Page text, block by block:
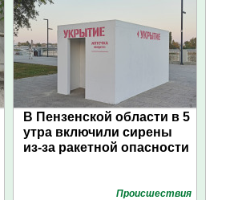
В Пензенской области в 5
утра включили сирены
из-за ракетной опасности
Проиcшествия